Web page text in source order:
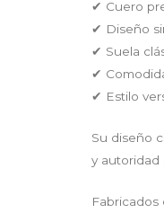
✔ Cuero
✔ Diseño
✔ Suela
✔
✔ Estilo
Su diseño
y autoridad